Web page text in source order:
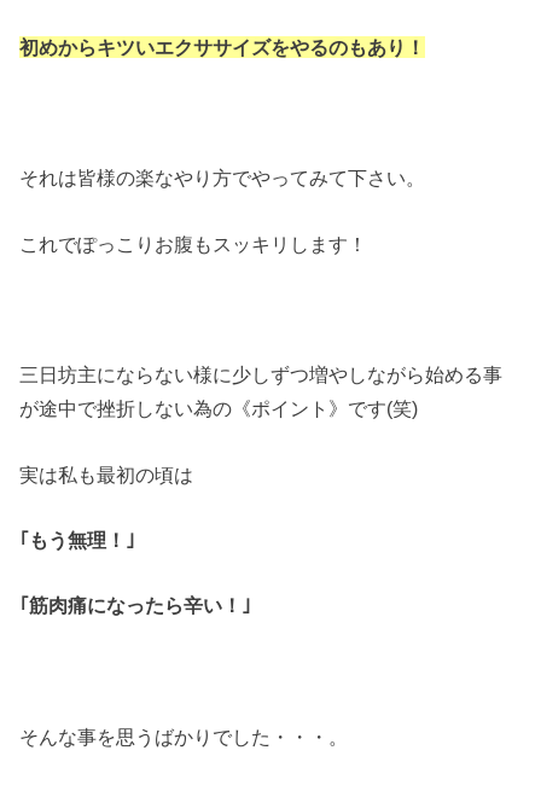
初めからキツいエクササイズをやるのもあり！
それは皆様の楽なやり方でやってみて下さい。
これでぽっこりお腹もスッキリします！
三日坊主にならない様に少しずつ増やしながら始める事
が途中で挫折しない為の《ポイント》です(笑)
実は私も最初の頃は
｢もう無理！｣
｢筋肉痛になったら辛い！｣
そんな事を思うばかりでした・・・。